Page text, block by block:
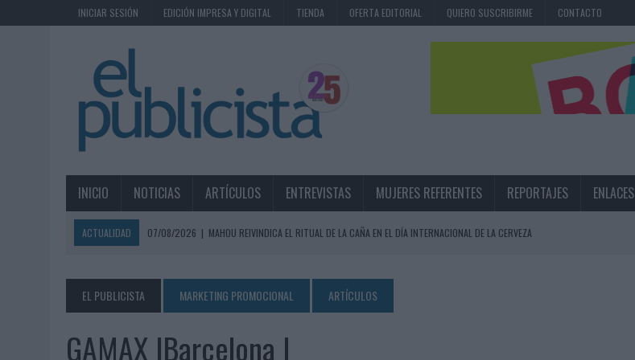
INICIAR SESIÓN EDICIÓN IMPRESA Y DIGITAL TIENDA OFERTA EDITORIAL QUIERO SUSCRIBIRME CONTACTO
INICIO NOTICIAS ARTÍCULOS ENTREVISTAS MUJERES REFERENTES REPORTAJES ENLACES
ACTUALIDAD 07/08/2026 | MAHOU REIVINDICA EL RITUAL DE LA CAÑA EN EL DÍA INTERNACIONAL DE LA CERVEZA
PATRÓN CONVIERTE EL NUEVO SINGLE DE ARÓN PIPER EN UNA EXPERIENCIA DE MARCA EN IBIZA
07/08/2026 | EL VERANO PONE A PRUEBA LA ESTRATEGIA DIGITAL DE LAS MARCAS
07/08/2026 | VUELING CONVIERTE LOS RECUERDOS EN SOUVENIRS CON IA
EL PUBLICISTA MARKETING PROMOCIONAL ARTÍCULOS
GAMAX |Barcelona |